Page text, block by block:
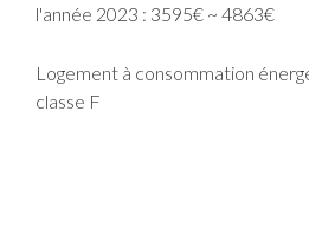
l'année 2023 : 3595€ ~ 4863€
Logement à consommation
classe F